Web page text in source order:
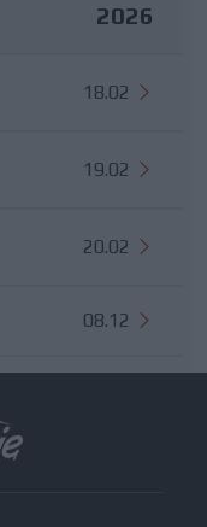
2026
18.02
19.02
20.02
08.12